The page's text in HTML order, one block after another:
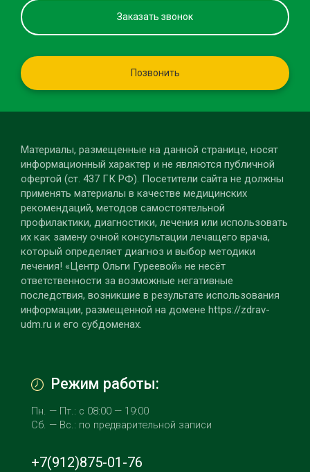
Заказать звонок
Позвонить
Материалы, размещенные на данной странице, носят
информационный характер и не являются публичной
офертой (ст. 437 ГК РФ). Посетители сайта не должны
применять материалы в качестве медицинских
рекомендаций, методов самостоятельной
профилактики, диагностики, лечения или использовать
их как замену очной консультации лечащего врача,
который определяет диагноз и выбор методики
лечения! «Центр Ольги Гуреевой» не несёт
ответственности за возможные негативные
последствия, возникшие в результате использования
информации, размещенной на домене https://zdrav-
udm.ru и его субдоменах.
Режим работы:
Пн. — Пт.: с 08:00 — 19:00
Сб. — Вс.: по предварительной записи
+7(912)875-01-76